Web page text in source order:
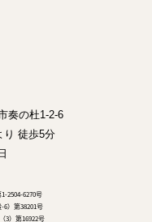
奏の杜1-2-6
り 徒歩5分
2504-6270号
）第38201号
3）第16922号